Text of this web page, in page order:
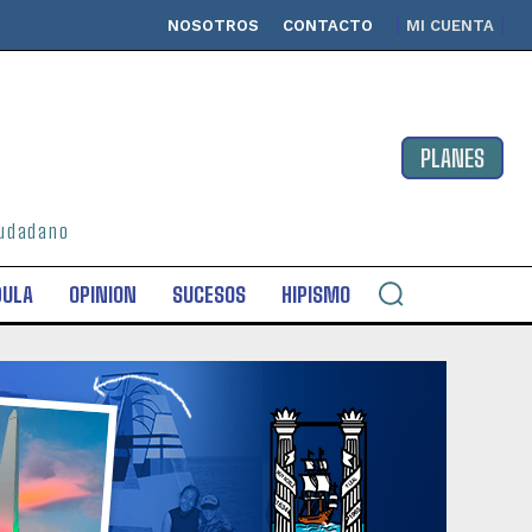
NOSOTROS CONTACTO MI CUENTA
PLANES
OPINION SUCESOS HIPISMO